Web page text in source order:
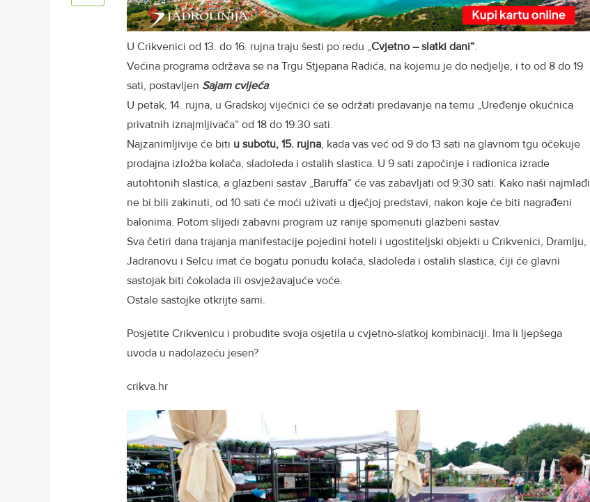
U Crikvenici od 13. do 16. rujna traju šesti po redu „Cvjetno – slatki dani“.
Većina programa održava se na Trgu Stjepana Radića, na kojemu je do nedjelje, i to od 8 do 19
sati, postavljen Sajam cvijeća.
U petak, 14. rujna, u Gradskoj vijećnici će se održati predavanje na temu „Uređenje okućnica
privatnih iznajmljivača“ od 18 do 19:30 sati.
Najzanimljivije će biti u subotu, 15. rujna, kada vas već od 9 do 13 sati na glavnom tgu očekuje
prodajna izložba kolača, sladoleda i ostalih slastica. U 9 sati započinje i radionica izrade
autohtonih slastica, a glazbeni sastav „Baruffa“ će vas zabavljati od 9:30 sati. Kako naši najmlađi
ne bi bili zakinuti, od 10 sati će moći uživati u dječjoj predstavi, nakon koje će biti nagrađeni
balonima. Potom slijedi zabavni program uz ranije spomenuti glazbeni sastav.
Sva četiri dana trajanja manifestacije pojedini hoteli i ugostiteljski objekti u Crikvenici, Dramlju,
Jadranovu i Selcu imat će bogatu ponudu kolača, sladoleda i ostalih slastica, čiji će glavni
sastojak biti čokolada ili osvježavajuće voće.
Ostale sastojke otkrijte sami.
Posjetite Crikvenicu i probudite svoja osjetila u cvjetno-slatkoj kombinaciji. Ima li ljepšega
uvoda u nadolazeću jesen?
crikva.hr